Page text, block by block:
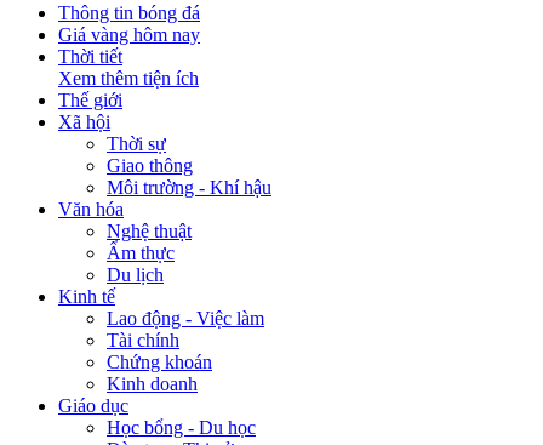
Thông tin bóng đá
Giá vàng hôm nay
Thời tiết
Xem thêm tiện ích
Thế giới
Xã hội
Thời sự
Giao thông
Môi trường - Khí hậu
Văn hóa
Nghệ thuật
Ẩm thực
Du lịch
Kinh tế
Lao động - Việc làm
Tài chính
Chứng khoán
Kinh doanh
Giáo dục
Học bổng - Du học